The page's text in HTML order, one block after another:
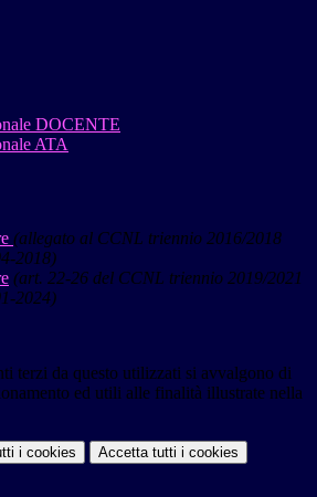
DOCENTE
ATA
(allegato al CCNL triennio 2016/2018
2018)
(art. 22-26 del CCNL triennio 2019/2021
2024)
terzi da questo utilizzati si avvalgono di
ed utili alle finalità illustrate nella
i cookies Accetta tutti i cookies